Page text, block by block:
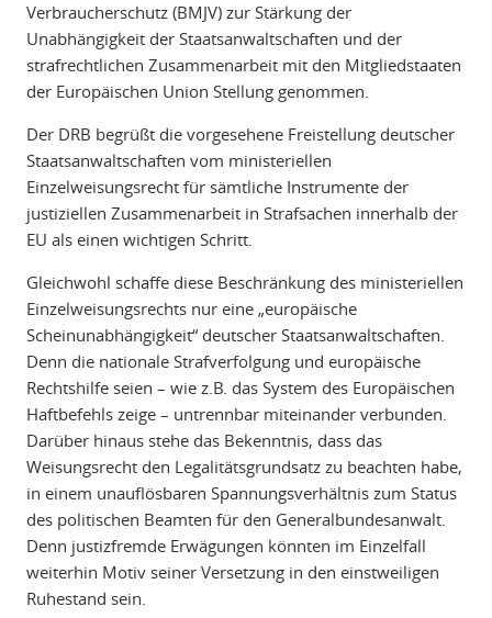
Verbraucherschutz (BMJV) zur Stärkung der
Unabhängigkeit der Staatsanwaltschaften und der
strafrechtlichen Zusammenarbeit mit den Mitgliedstaaten
der Europäischen Union Stellung genommen.
Der DRB begrüßt die vorgesehene Freistellung deutscher
Staatsanwaltschaften vom ministeriellen
Einzelweisungsrecht für sämtliche Instrumente der
justiziellen Zusammenarbeit in Strafsachen innerhalb der
EU als einen wichtigen Schritt.
Gleichwohl schaffe diese Beschränkung des ministeriellen
Einzelweisungsrechts nur eine „europäische
Scheinunabhängigkeit“ deutscher Staatsanwaltschaften.
Denn die nationale Strafverfolgung und europäische
Rechtshilfe seien – wie z.B. das System des Europäischen
Haftbefehls zeige – untrennbar miteinander verbunden.
Darüber hinaus stehe das Bekenntnis, dass das
Weisungsrecht den Legalitätsgrundsatz zu beachten habe,
in einem unauflösbaren Spannungsverhältnis zum Status
des politischen Beamten für den Generalbundesanwalt.
Denn justizfremde Erwägungen könnten im Einzelfall
weiterhin Motiv seiner Versetzung in den einstweiligen
Ruhestand sein.